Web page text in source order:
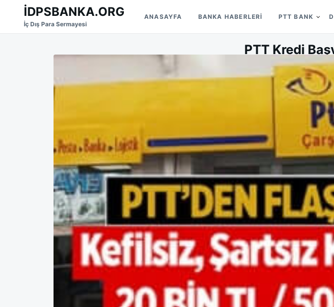
Search
for:
İDPSBANKA.ORG
İç Dış Para Sermayesi
ANASAYFA BANKA HABERLERI PTT BANK
PTT Kredi
SELIN BIRCAN on 11/12/